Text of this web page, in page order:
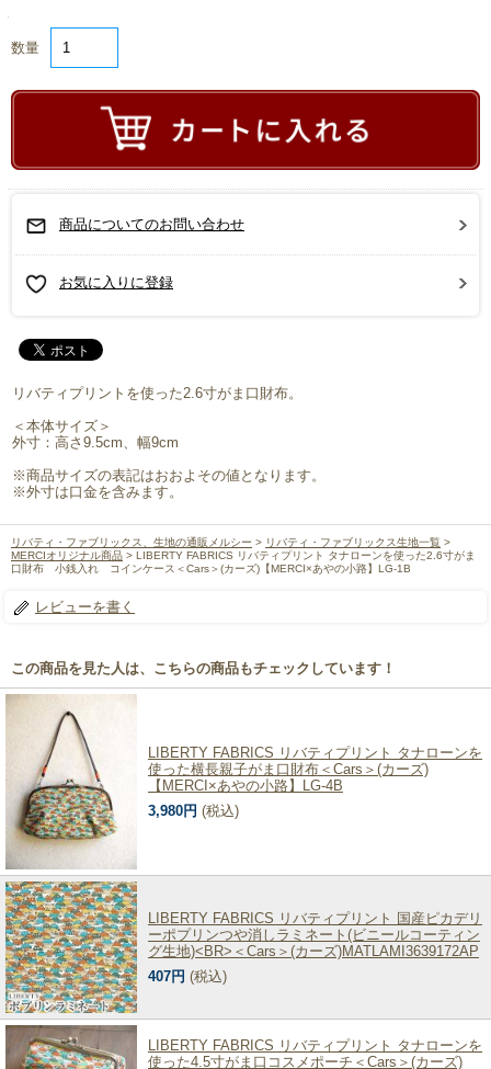
数量
商品についてのお問い合わせ
お気に入りに登録
リバティプリントを使った2.6寸がま口財布。
＜本体サイズ＞
外寸：高さ9.5cm、幅9cm
※商品サイズの表記はおおよその値となります。
※外寸は口金を含みます。
リバティ・ファブリックス、生地の通販メルシー > リバティ・ファブリックス生地一覧 >
MERCIオリジナル商品 > LIBERTY FABRICS リバティプリント タナローンを使った2.6寸がま
口財布 小銭入れ コインケース＜Cars＞(カーズ)【MERCI×あやの小路】LG-1B
レビューを書く
この商品を見た人は、こちらの商品もチェックしています！
LIBERTY FABRICS リバティプリント タナローンを
使った横長親子がま口財布＜Cars＞(カーズ)
【MERCI×あやの小路】LG-4B
3,980円 (税込)
LIBERTY FABRICS リバティプリント 国産ピカデリ
ーポプリンつや消しラミネート(ビニールコーティン
グ生地)<BR>＜Cars＞(カーズ)MATLAMI3639172AP
407円 (税込)
LIBERTY FABRICS リバティプリント タナローンを
使った4.5寸がま口コスメポーチ＜Cars＞(カーズ)